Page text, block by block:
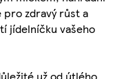
pro zdravý růst a
jídelníčku vašeho
už od útlého